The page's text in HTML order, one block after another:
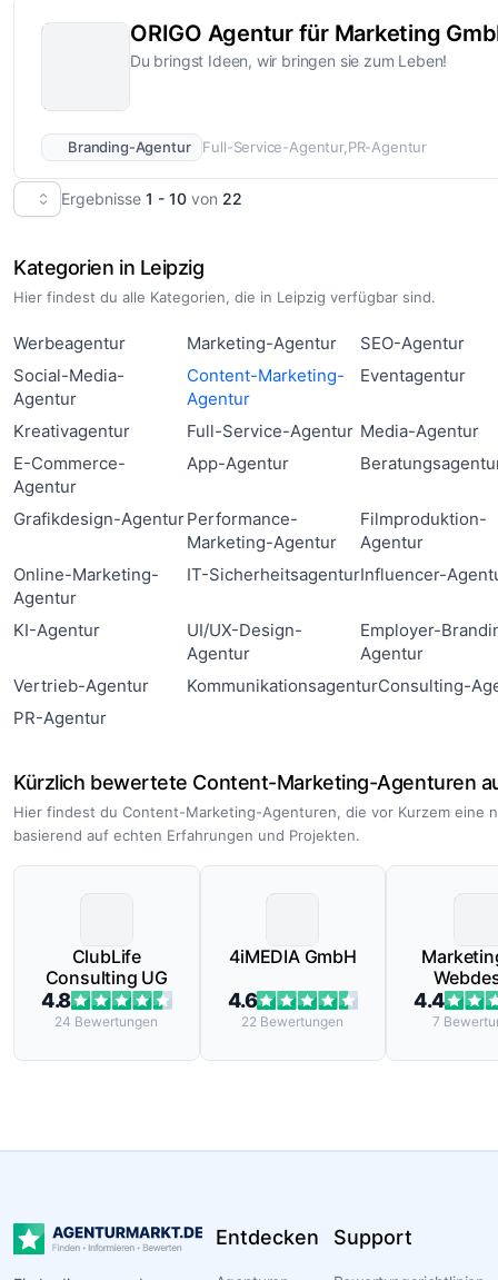
ORIGO Agentur für Marketing
Du bringst Ideen, wir bringen sie zum Leben!
Branding-Agentur Full-Service-Agentur PR-Agentur
Ergebnisse 1 - 10 von 22
Kategorien in Leipzig
Hier findest du alle Kategorien, die in Leipzig verfügbar sind.
Werbeagentur Marketing-Agentur
SEO-Agentur
Social-Media-
Agentur
Content-Marketing-
Agentur
Eventagentur
Kreativagentur Full-Service-Agentur Media-Agentur
E-Commerce-
Agentur
App-Agentur
Grafikdesign-AgenturPerformance-
Marketing-Agentur
Filmproduktion-
Agentur
Online-Marketing-
Agentur
IT-SicherheitsagenturInfluencer-
KI-Agentur
UI/UX-Design-
Agentur
Employer-
Agentur
Vertrieb-Agentur
KommunikationsagenturConsulting-
PR-Agentur
Kürzlich bewertete Content-Marketing-Agenturen
Hier findest du Content-Marketing-Agenturen, die vor Kurzem eine
basierend auf echten Erfahrungen und Projekten.
ClubLife
Consulting UG
4.8
24 Bewertungen
4iMEDIA GmbH
4.6
22 Bewertungen
4.4
7
Entdecken Support